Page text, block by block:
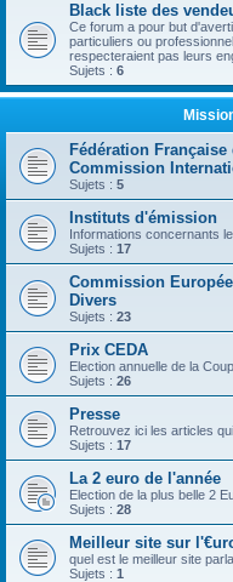
Black liste des
Ce forum a pour but
particuliers ou
respecteraient pas leurs
Sujets : 6
Fédération
Commission
Sujets : 5
Instituts d'émission
Informations concernants
Sujets : 17
Commission
Divers
Sujets : 23
Prix CEDA
Election annuelle de la
Sujets : 26
Presse
Retrouvez ici les articles
Sujets : 17
La 2 euro de l'année
Election de la plus belle 2
Sujets : 28
Meilleur site sur
quel est le meilleur site
Sujets : 1